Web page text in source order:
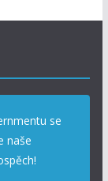
se
naše